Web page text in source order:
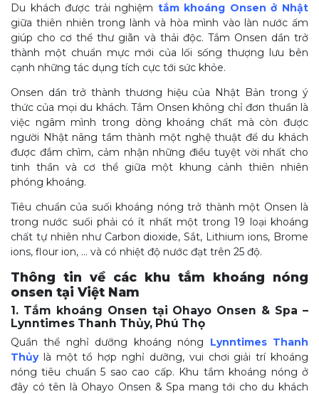
Du khách được trải nghiệm tắm khoáng Onsen ở Nhật
giữa thiên nhiên trong lành và hòa mình vào làn nước ấm
giúp cho cơ thể thư giãn và thải độc. Tắm Onsen dần trở
thành một chuẩn mực mới của lối sống thượng lưu bên
cạnh những tác dụng tích cực tới sức khỏe.
Onsen dần trở thành thương hiệu của Nhật Bản trong ý
thức của mọi du khách. Tắm Onsen không chỉ đơn thuần là
việc ngâm mình trong dòng khoáng chất mà còn được
người Nhật nâng tầm thành một nghệ thuật để du khách
được đắm chìm, cảm nhận những điều tuyệt vời nhất cho
tinh thần và cơ thể giữa một khung cảnh thiên nhiên
phóng khoáng.
Tiêu chuẩn của suối khoáng nóng trở thành một Onsen là
trong nước suối phải có ít nhất một trong 19 loại khoáng
chất tự nhiên như Carbon dioxide, Sắt, Lithium ions, Brome
ions, flour ion, … và có nhiệt độ nước đạt trên 25 độ.
Thông tin về các khu tắm khoáng nóng
onsen tại Việt Nam
1. Tắm khoáng Onsen tại Ohayo Onsen & Spa –
Lynntimes Thanh Thủy, Phú Thọ
Quần thể nghỉ dưỡng khoáng nóng Lynntimes Thanh
Thủylà một tổ hợp nghỉ dưỡng, vui chơi giải trí khoáng
nóng tiêu chuẩn 5 sao cao cấp. Khu tắm khoáng nóng ở
đây có tên là Ohayo Onsen & Spa mang tới cho du khách